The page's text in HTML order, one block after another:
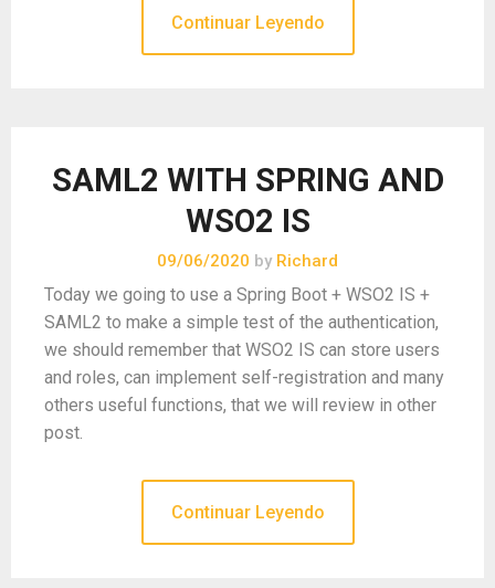
Continuar Leyendo
SAML2 WITH SPRING AND
WSO2 IS
09/06/2020 by Richard
Today we going to use a Spring Boot + WSO2 IS +
SAML2 to make a simple test of the authentication,
we should remember that WSO2 IS can store users
and roles, can implement self-registration and many
others useful functions, that we will review in other
post.
Continuar Leyendo